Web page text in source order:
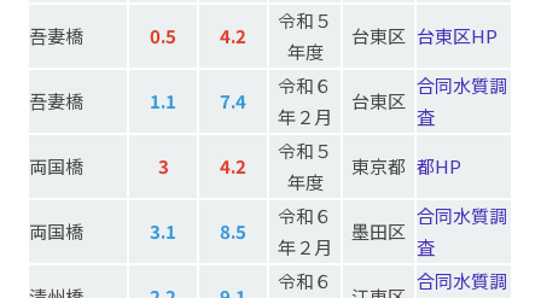
吾妻橋 0.5 4.2
令和５
年度
台東区 台東区HP
吾妻橋 1.1 7.4
令和６
年２月
台東区
合同水質調
査
両国橋
3 4.2
令和５
年度
東京都 都HP
両国橋 3.1 8.5
令和６
年２月
墨田区
合同水質調
査
令和６
合同水質調